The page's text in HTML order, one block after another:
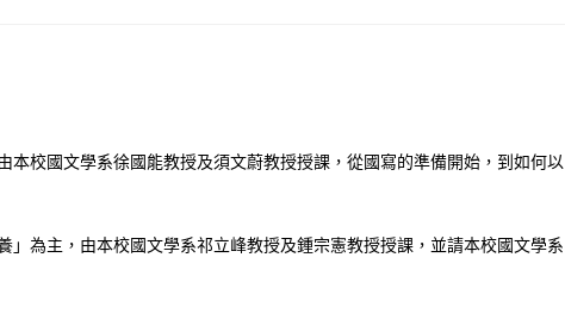
校國文學系徐國能教授及須文蔚教授授課，從國寫的準備開始，到如何以
為主，由本校國文學系祁立峰教授及鍾宗憲教授授課，並請本校國文學系